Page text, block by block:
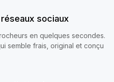
sociaux
en quelques secondes.
semble frais, original et conçu